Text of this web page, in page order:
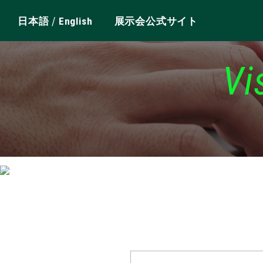
日本語/ English 展示会公式サイト